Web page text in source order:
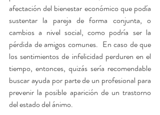
afectación del bienestar económico que podía
sustentar la pareja de forma conjunta, o
cambios a nivel social, como podría ser la
pérdida de amigos comunes.  En caso de que
los sentimientos de infelicidad perduren en el
tiempo, entonces, quizás sería recomendable
buscar ayuda por parte de un profesional para
prevenir la posible aparición de un trastorno
del estado del ánimo.